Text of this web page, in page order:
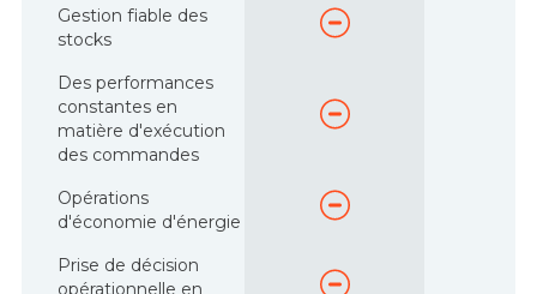
Gestion fiable des
stocks
Des performances
constantes en
matière d'exécution
des commandes
Opérations
d'économie d'énergie
Prise de décision
opérationnelle en